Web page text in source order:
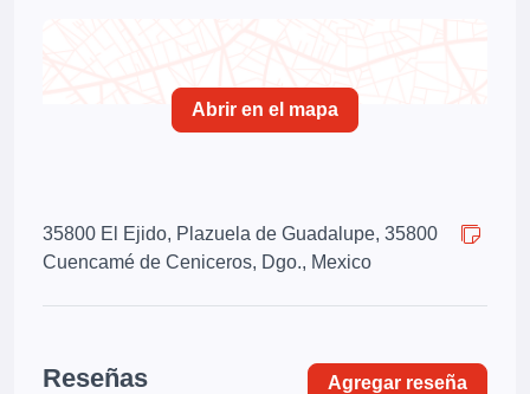
Abrir en el mapa
35800 El Ejido, Plazuela de Guadalupe, 35800
Cuencamé de Ceniceros, Dgo., Mexico
Reseñas Agregar reseña